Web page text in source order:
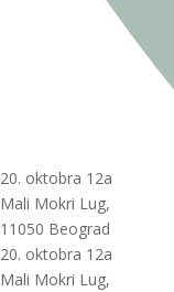
20. oktobra 12a
Mali Mokri Lug,
11050 Beograd
20. oktobra 12a
Mali Mokri Lug,